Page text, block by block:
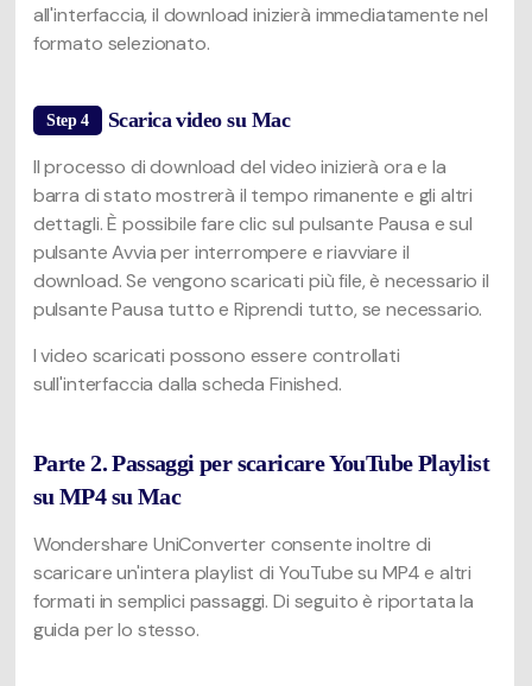
all'interfaccia, il download inizierà immediatamente nel
formato selezionato.
Step 4 Scarica video su Mac
Il processo di download del video inizierà ora e la
barra di stato mostrerà il tempo rimanente e gli altri
dettagli. È possibile fare clic sul pulsante Pausa e sul
pulsante Avvia per interrompere e riavviare il
download. Se vengono scaricati più file, è necessario il
pulsante Pausa tutto e Riprendi tutto, se necessario.
I video scaricati possono essere controllati
sull'interfaccia dalla scheda Finished.
Parte 2. Passaggi per scaricare YouTube Playlist
su MP4 su Mac
Wondershare UniConverter consente inoltre di
scaricare un'intera playlist di YouTube su MP4 e altri
formati in semplici passaggi. Di seguito è riportata la
guida per lo stesso.